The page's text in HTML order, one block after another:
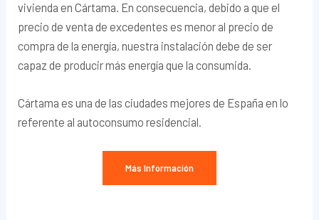
vivienda en Cártama. En consecuencia, debido a que el
precio de venta de excedentes es menor al precio de
compra de la energía, nuestra instalación debe de ser
capaz de producir más energía que la consumida.
Cártama es una de las ciudades mejores de España en lo
referente al autoconsumo residencial.
Más Información